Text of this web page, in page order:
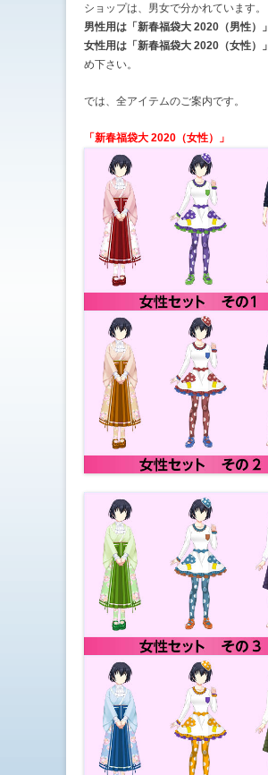
ショップは、男女で分かれています。
男性用は「新春福袋大 2020（男性）」
女性用は「新春福袋大 2020（女性）」
め下さい。
では、全アイテムのご案内です。
「新春福袋大 2020（女性）」